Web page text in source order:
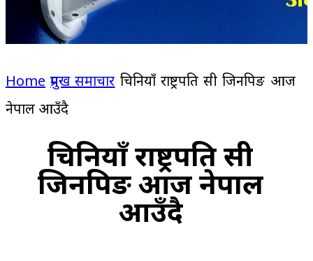
Home प्रमुख समाचार चिनियाँ राष्ट्रपति सी जिनपिङ आज
नेपाल आउँदै
चिनियाँ राष्ट्रपति सी
जिनपिङ आज नेपाल
आउँदै